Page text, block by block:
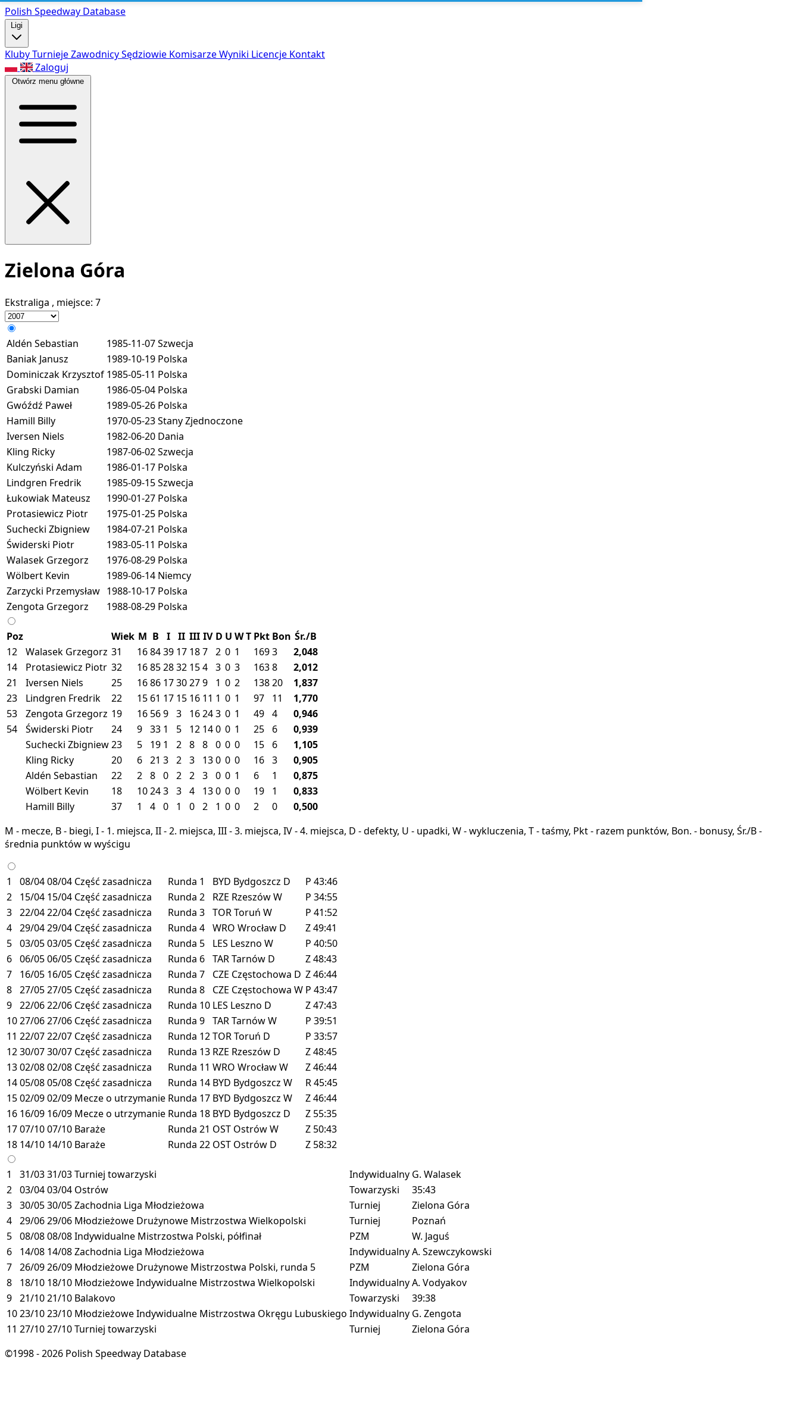
Polish Speedway Database
Ligi
KlubyTurniejeZawodnicySędziowie KomisarzeWyniki Licencje Kontakt
Zaloguj
Otwórz menu główne
Zielona Góra
Ekstraliga , miejsce: 7
Aldén Sebastian 1985-11-07Szwecja
Baniak Janusz
1989-10-19 Polska
Dominiczak Krzysztof 1985-05-11 Polska
Grabski Damian
1986-05-04 Polska
Gwóźdź Paweł
1989-05-26 Polska
Hamill Billy
1970-05-23Stany Zjednoczone
Iversen Niels
1982-06-20 Dania
Kling Ricky
1987-06-02Szwecja
Kulczyński Adam
1986-01-17 Polska
Lindgren Fredrik
1985-09-15Szwecja
Łukowiak Mateusz
1990-01-27 Polska
Protasiewicz Piotr
1975-01-25 Polska
Suchecki Zbigniew
1984-07-21 Polska
Świderski Piotr
1983-05-11 Polska
Walasek Grzegorz
1976-08-29 Polska
Wölbert Kevin
1989-06-14 Niemcy
Zarzycki Przemysław 1988-10-17 Polska
Zengota Grzegorz
1988-08-29 Polska
Poz Wiek M B I II III IV D U WT Pkt Bon Śr./B
12
Walasek Grzegorz 31 168439 17 187 2 0 1 1693
2,048
14
Protasiewicz Piotr 32 16852832 154 3 0 3 1638
2,012
21
Iversen Niels 25 1686 1730279 1 0 2 13820
1,837
23
Lindgren Fredrik 22 15 61 17 15 16 11 1 0 1 97 11
1,770
53
Zengota Grzegorz 19 16 569 3 16243 0 1 49 4
0,946
54
Świderski Piotr 24 9 33 1 5 12 140 0 1 25 6
0,939
Suchecki Zbigniew23 5 19 1 2 8 8 0 0 0 15 6
1,105
Kling Ricky
20 6 21 3 2 3 130 0 0 16 3
0,905
Aldén Sebastian
22 2 8 0 2 2 3 0 0 1 6 1
0,875
Wölbert Kevin
18 10243 3 4 130 0 0 19 1
0,833
Hamill Billy
37 1 4 0 1 0 2 1 0 0 2 0
0,500
M - mecze, B - biegi, I - 1. miejsca, II - 2. miejsca, III - 3. miejsca, IV - 4. miejsca, D - defekty, U - upadki, W - wykluczenia, T - taśmy, Pkt - razem punktów, Bon. - bonusy, Śr./B -
średnia punktów w wyścigu
1 08/0408/04 Część zasadnicza Runda 1 BYD Bydgoszcz D P 43:46
2
15/04 15/04 Część zasadnicza Runda 2 RZE RzeszówW P 34:55
3 22/0422/04 Część zasadnicza Runda 3 TORToruń W P 41:52
4 29/0429/04 Część zasadnicza Runda 4 WRO Wrocław D Z49:41
5 03/0503/05 Część zasadnicza Runda 5 LES Leszno W P 40:50
6 06/0506/05 Część zasadnicza Runda 6 TARTarnów D Z48:43
7
16/05 16/05 Część zasadnicza Runda 7 CZE Częstochowa D Z46:44
8 27/0527/05 Część zasadnicza Runda 8 CZE Częstochowa W P 43:47
9 22/0622/06 Część zasadnicza Runda 10 LES Leszno D Z47:43
1027/0627/06 Część zasadnicza Runda 9 TARTarnówW P 39:51
11 22/0722/07 Część zasadnicza Runda 12TORToruń D P 33:57
1230/0730/07 Część zasadnicza Runda 13 RZE Rzeszów D Z48:45
1302/0802/08 Część zasadnicza Runda 11 WRO WrocławW Z46:44
1405/0805/08 Część zasadnicza Runda 14 BYD Bydgoszcz W R45:45
1502/0902/09 Mecze o utrzymanie Runda 17 BYD Bydgoszcz W Z46:44
16 16/09 16/09 Mecze o utrzymanie Runda 18 BYD Bydgoszcz D Z 55:35
1707/1007/10 Baraże Runda 21 OST OstrówW Z 50:43
18 14/10 14/10 Baraże Runda 22 OST Ostrów D Z 58:32
1 31/0331/03Turniej towarzyski Indywidualny G. Walasek
2 03/0403/04 Ostrów Towarzyski
35:43
3 30/0530/05Zachodnia Liga Młodzieżowa Turniej
Zielona Góra
4 29/0629/06 Młodzieżowe Drużynowe Mistrzostwa Wielkopolski Turniej
Poznań
5 08/0808/08Indywidualne Mistrzostwa Polski, półfinał PZM
W. Jaguś
6
14/08 14/08Zachodnia Liga Młodzieżowa IndywidualnyA. Szewczykowski
7 26/0926/09 Młodzieżowe Drużynowe Mistrzostwa Polski, runda 5 PZM
Zielona Góra
8
18/10 18/10 Młodzieżowe Indywidualne Mistrzostwa Wielkopolski IndywidualnyA. Vodyakov
9 21/1021/10 Balakovo Towarzyski
39:38
1023/1023/10 Młodzieżowe Indywidualne Mistrzostwa Okręgu Lubuskiego Indywidualny G. Zengota
11 27/1027/10Turniej towarzyski Turniej
Zielona Góra
©1998 - 2026 Polish Speedway Database